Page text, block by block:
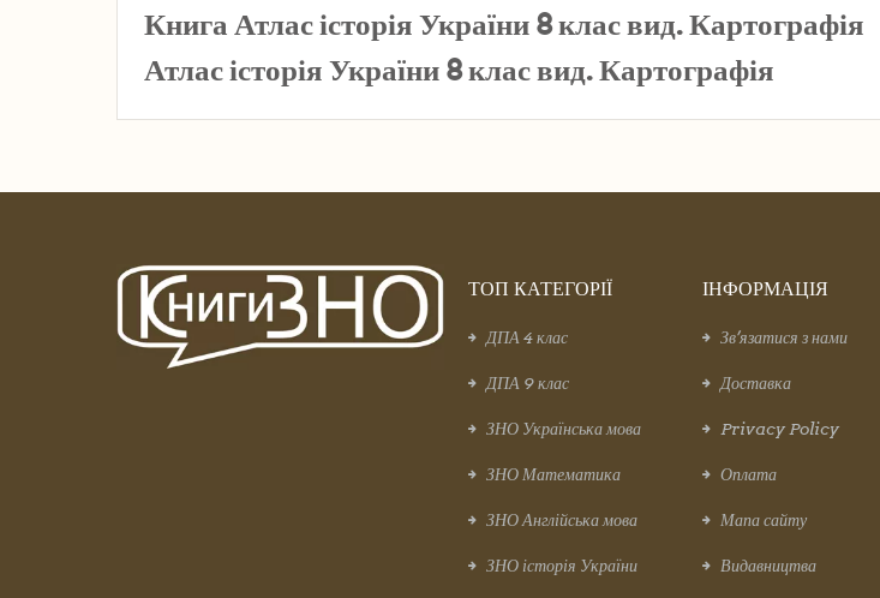
Книга Атлас історія України 8 клас вид. Картографія
Атлас історія України 8 клас вид. Картографія
ТОП КАТЕГОРІЇ
ДПА 4 клас
ДПА 9 клас
ЗНО Українська мова
ЗНО Математика
ЗНО Англійська мова
ЗНО історія України
ІНФОРМАЦІЯ
Зв’язатися з нами
Доставка
Privacy Policy
Оплата
Мапа сайту
Видавництва